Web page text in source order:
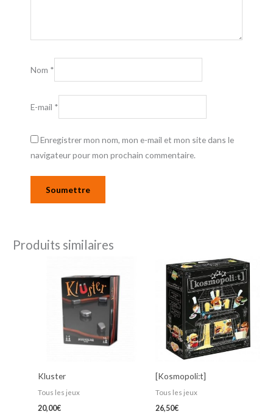
Nom *
E-mail *
Enregistrer mon nom, mon e-mail et mon site dans le
navigateur pour mon prochain commentaire.
Produits similaires
Kluster
Tous les jeux
20,00€
[Kosmopoli:t]
Tous les jeux
26,50€